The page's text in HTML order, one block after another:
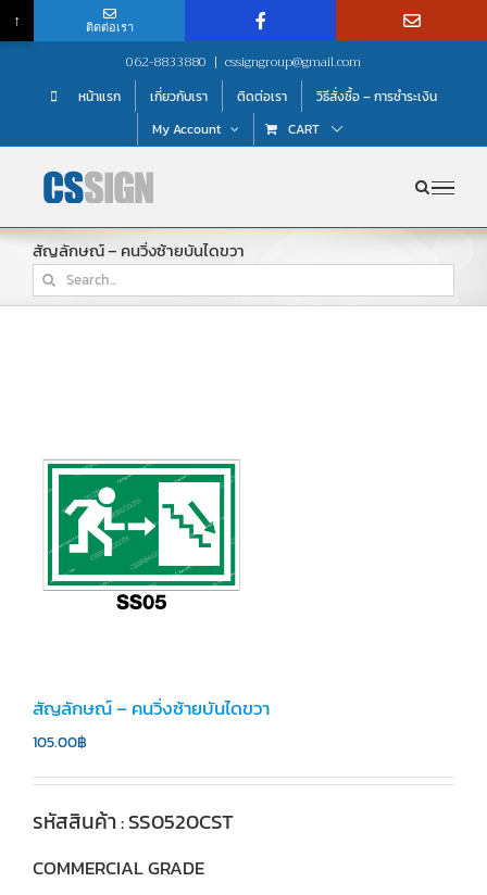
content
062-8833880 | cssigngroup@gmail.com
หน้าแรก เกี่ยวกับเรา ติดต่อเรา
วิธีสั่งซื้อ – การชำระเงิน
My Account
CART
สัญลักษณ์ – คนวิ่งซ้ายบันไดขวา
Search
for:
สัญลักษณ์ – คนวิ่งซ้ายบันไดขวา
105.00฿
รหัสสินค้า : SS0520CST
COMMERCIAL GRADE
↑ ติดต่อเรา